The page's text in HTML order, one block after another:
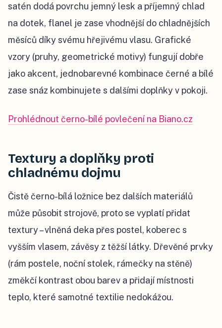
satén dodá povrchu jemný lesk a příjemný chlad
na dotek, flanel je zase vhodnější do chladnějších
měsíců díky svému hřejivému vlasu. Grafické
vzory (pruhy, geometrické motivy) fungují dobře
jako akcent, jednobarevné kombinace černé a bílé
zase snáz kombinujete s dalšími doplňky v pokoji.
Prohlédnout černo-bílé povlečení na Biano.cz
Textury a doplňky proti
chladnému dojmu
Čistě černo-bílá ložnice bez dalších materiálů
může působit strojově, proto se vyplatí přidat
textury – vlněná deka přes postel, koberec s
vyšším vlasem, závěsy z těžší látky. Dřevěné prvky
(rám postele, noční stolek, rámečky na stěně)
změkčí kontrast obou barev a přidají místnosti
teplo, které samotné textilie nedokážou.